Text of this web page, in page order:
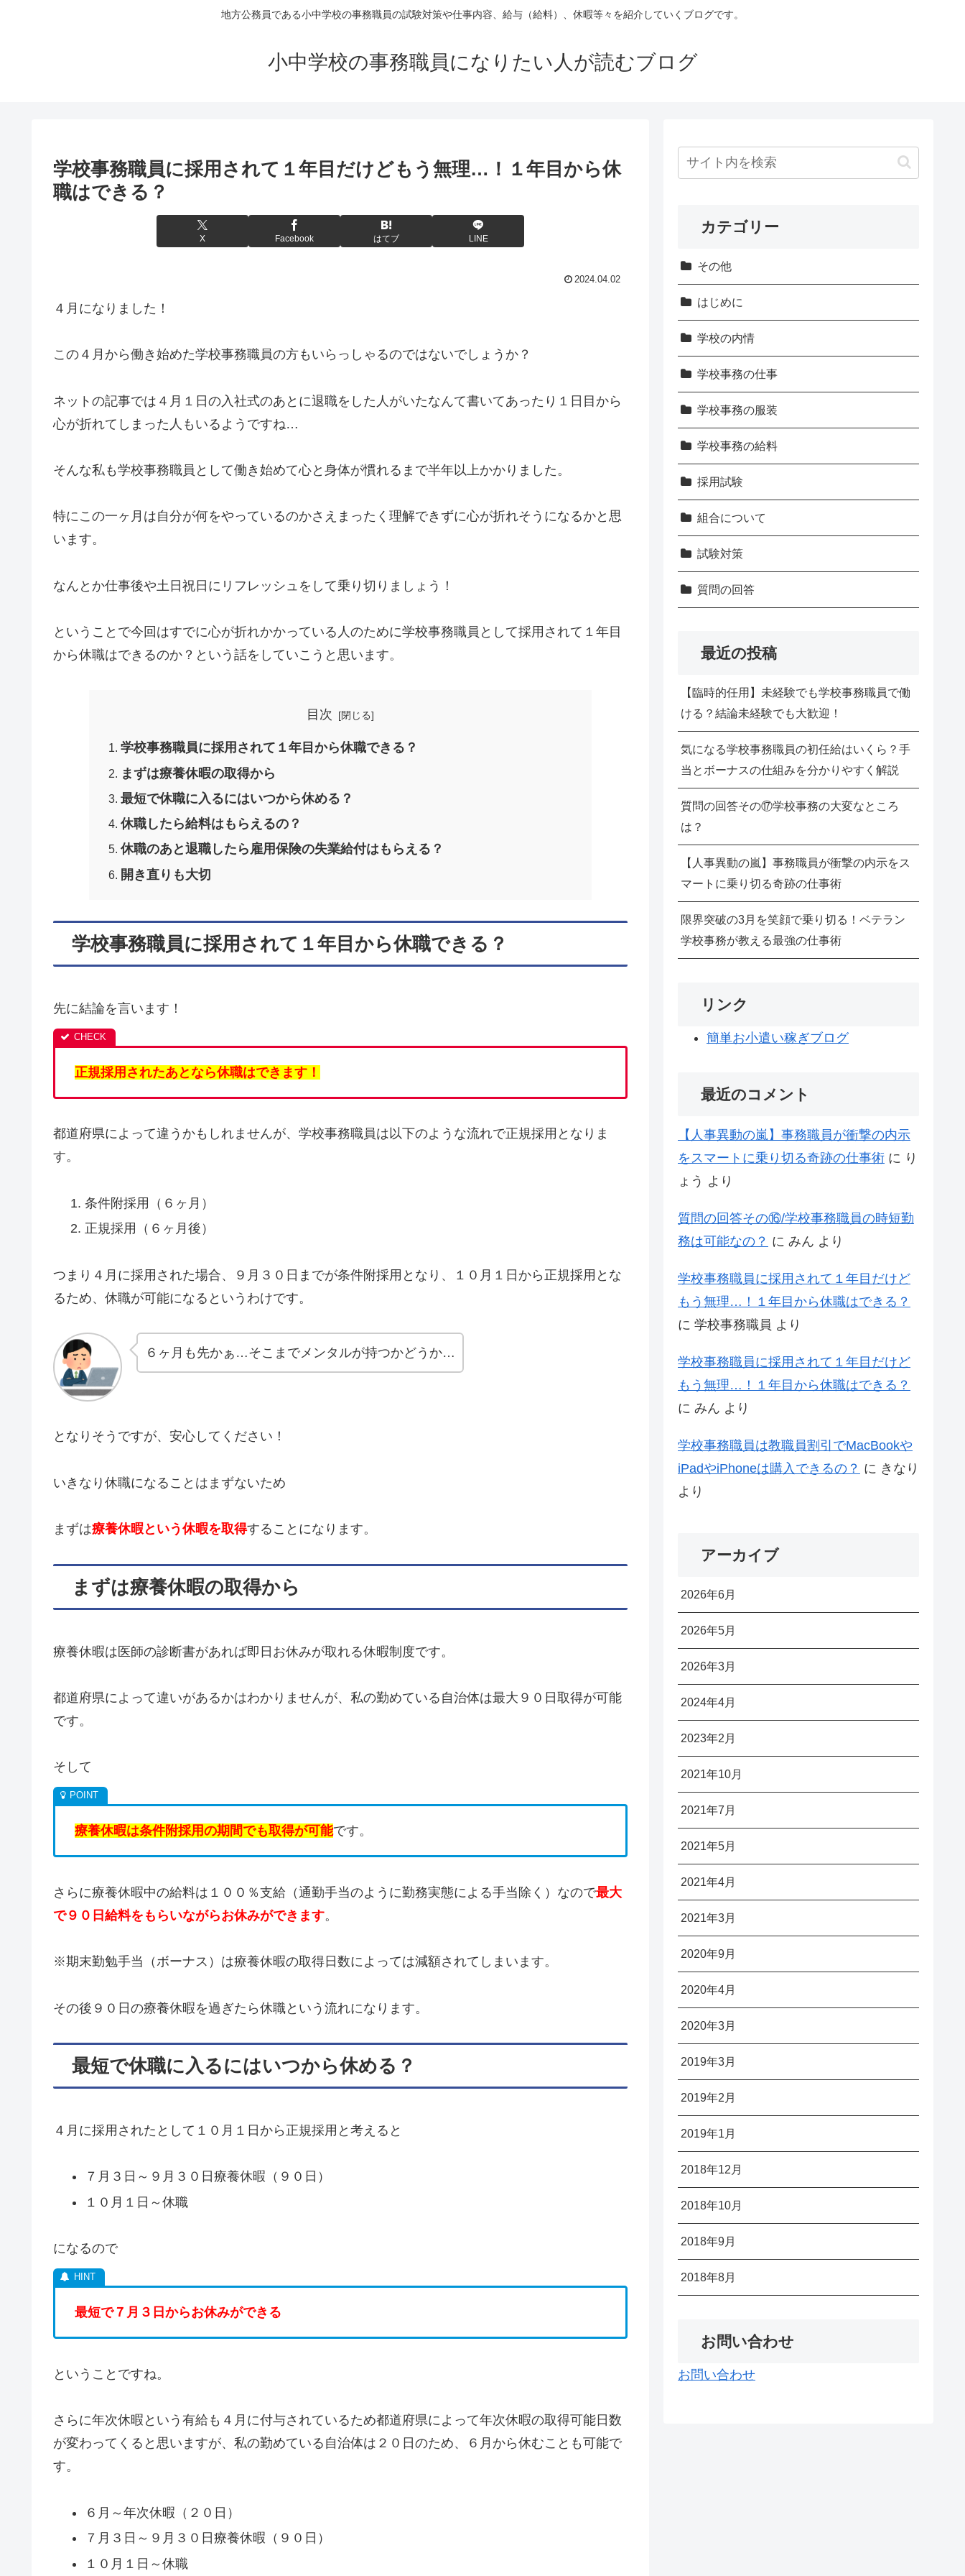
地方公務員である小中学校の事務職員の試験対策や仕事内容、給与（給料）、休暇等々を紹介していくブログです。
小中学校の事務職員になりたい人が読むブログ
学校事務職員に採用されて１年目だけどもう無理…！１年目から休
職はできる？
X Facebook はてブ LINE
2024.04.02
４月になりました！
この４月から働き始めた学校事務職員の方もいらっしゃるのではないでしょうか？
ネットの記事では４月１日の入社式のあとに退職をした人がいたなんて書いてあったり１日目から
心が折れてしまった人もいるようですね…
そんな私も学校事務職員として働き始めて心と身体が慣れるまで半年以上かかりました。
特にこの一ヶ月は自分が何をやっているのかさえまったく理解できずに心が折れそうになるかと思
います。
なんとか仕事後や土日祝日にリフレッシュをして乗り切りましょう！
ということで今回はすでに心が折れかかっている人のために学校事務職員として採用されて１年目
から休職はできるのか？という話をしていこうと思います。
目次
学校事務職員に採用されて１年目から休職できる？
まずは療養休暇の取得から
最短で休職に入るにはいつから休める？
休職したら給料はもらえるの？
休職のあと退職したら雇用保険の失業給付はもらえる？
開き直りも大切
学校事務職員に採用されて１年目から休職できる？
先に結論を言います！
正規採用されたあとなら休職はできます！
都道府県によって違うかもしれませんが、学校事務職員は以下のような流れで正規採用となりま
す。
条件附採用（６ヶ月）
正規採用（６ヶ月後）
つまり４月に採用された場合、９月３０日までが条件附採用となり、１０月１日から正規採用とな
るため、休職が可能になるというわけです。
６ヶ月も先かぁ…そこまでメンタルが持つかどうか…
となりそうですが、安心してください！
いきなり休職になることはまずないため
まずは療養休暇という休暇を取得することになります。
まずは療養休暇の取得から
療養休暇は医師の診断書があれば即日お休みが取れる休暇制度です。
都道府県によって違いがあるかはわかりませんが、私の勤めている自治体は最大９０日取得が可能
です。
そして
療養休暇は条件附採用の期間でも取得が可能です。
さらに療養休暇中の給料は１００％支給（通勤手当のように勤務実態による手当除く）なので最大
で９０日給料をもらいながらお休みができます。
※期末勤勉手当（ボーナス）は療養休暇の取得日数によっては減額されてしまいます。
その後９０日の療養休暇を過ぎたら休職という流れになります。
最短で休職に入るにはいつから休める？
４月に採用されたとして１０月１日から正規採用と考えると
７月３日～９月３０日療養休暇（９０日）
１０月１日～休職
になるので
最短で７月３日からお休みができる
ということですね。
さらに年次休暇という有給も４月に付与されているため都道府県によって年次休暇の取得可能日数
が変わってくると思いますが、私の勤めている自治体は２０日のため、６月から休むことも可能で
す。
６月～年次休暇（２０日）
７月３日～９月３０日療養休暇（９０日）
１０月１日～休職
カテゴリー
その他
はじめに
学校の内情
学校事務の仕事
学校事務の服装
学校事務の給料
採用試験
組合について
試験対策
質問の回答
最近の投稿
【臨時的任用】未経験でも学校事務職員で働
ける？結論未経験でも大歓迎！
気になる学校事務職員の初任給はいくら？手
当とボーナスの仕組みを分かりやすく解説
質問の回答その⑰学校事務の大変なところ
は？
【人事異動の嵐】事務職員が衝撃の内示をス
マートに乗り切る奇跡の仕事術
限界突破の3月を笑顔で乗り切る！ベテラン
学校事務が教える最強の仕事術
リンク
簡単お小遣い稼ぎブログ
最近のコメント
【人事異動の嵐】事務職員が衝撃の内示
をスマートに乗り切る奇跡の仕事術 に り
ょう より
質問の回答その⑯/学校事務職員の時短勤
務は可能なの？ に みん より
学校事務職員に採用されて１年目だけど
もう無理…！１年目から休職はできる？
に 学校事務職員 より
学校事務職員に採用されて１年目だけど
もう無理…！１年目から休職はできる？
に みん より
学校事務職員は教職員割引でMacBookや
iPadやiPhoneは購入できるの？ に きなり
より
アーカイブ
2026年6月
2026年5月
2026年3月
2024年4月
2023年2月
2021年10月
2021年7月
2021年5月
2021年4月
2021年3月
2020年9月
2020年4月
2020年3月
2019年3月
2019年2月
2019年1月
2018年12月
2018年10月
2018年9月
2018年8月
お問い合わせ
お問い合わせ